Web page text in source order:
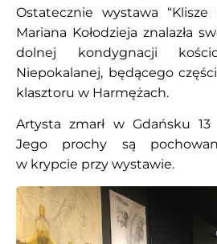
Ostatecznie wystawa “Klisze
Mariana Kołodzieja znalazła
dolnej kondygnacji
Niepokalanej, będącego
klasztoru w Harmężach.
Artysta zmarł w Gdańsku
Jego prochy są
w krypcie przy wystawie.